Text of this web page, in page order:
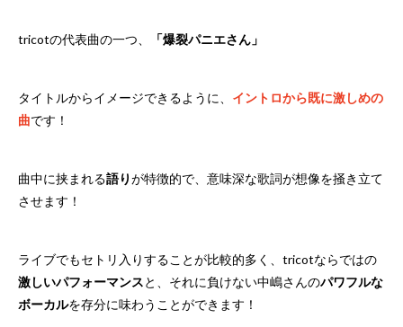
tricotの代表曲の一つ、 「爆裂パニエさん」
タイトルからイメージできるように、 イントロから既に激しめの
曲です！
曲中に挟まれる語りが特徴的で、意味深な歌詞が想像を掻き立て
させます！
ライブでもセトリ入りすることが比較的多く、tricotならではの
激しいパフォーマンスと、それに負けない中嶋さんのパワフルな
ボーカルを存分に味わうことができます！